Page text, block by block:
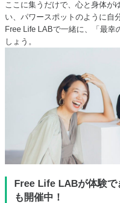
ここに集うだけで、心と身体が
い、パワースポットのように自
Free Life LABで一緒に、「最幸
しょう。
Free Life LABが体験で
も開催中！